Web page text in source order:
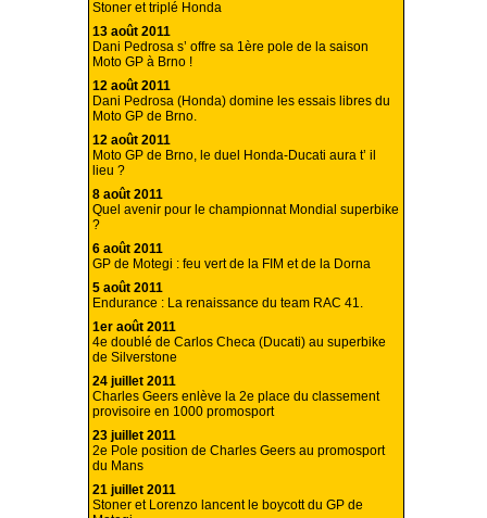
Stoner et triplé Honda
13 août 2011
Dani Pedrosa s’ offre sa 1ère pole de la saison
Moto GP à Brno !
12 août 2011
Dani Pedrosa (Honda) domine les essais libres du
Moto GP de Brno.
12 août 2011
Moto GP de Brno, le duel Honda-Ducati aura t’ il
lieu ?
8 août 2011
Quel avenir pour le championnat Mondial superbike
?
6 août 2011
GP de Motegi : feu vert de la FIM et de la Dorna
5 août 2011
Endurance : La renaissance du team RAC 41.
1er août 2011
4e doublé de Carlos Checa (Ducati) au superbike
de Silverstone
24 juillet 2011
Charles Geers enlève la 2e place du classement
provisoire en 1000 promosport
23 juillet 2011
2e Pole position de Charles Geers au promosport
du Mans
21 juillet 2011
Stoner et Lorenzo lancent le boycott du GP de